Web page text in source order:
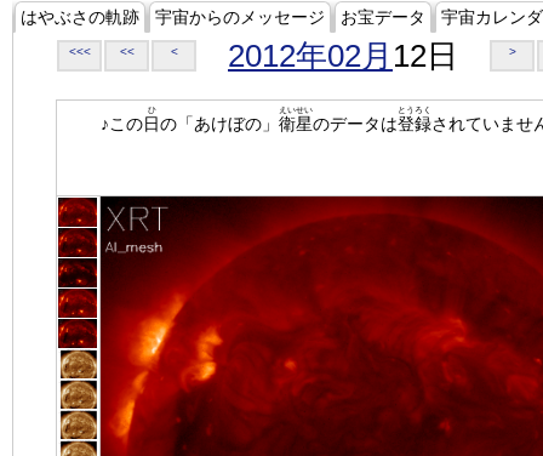
はやぶさの軌跡 宇宙からのメッセージ お宝データ 宇宙カレン
<<< << < 2012年02月 12日 >
♪この日
ひ
の「あけぼの」 衛星
えいせい
のデータは登録
とうろく
されていませ